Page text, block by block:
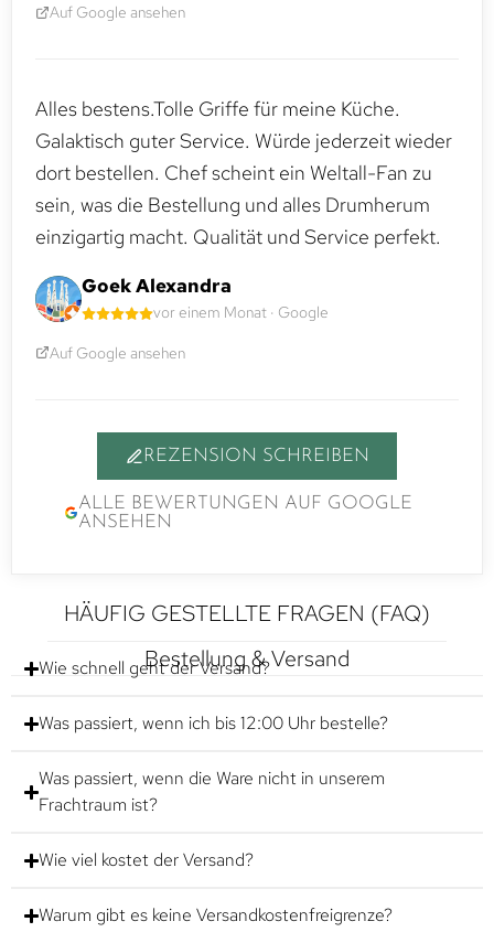
Auf Google ansehen
Alles bestens.Tolle Griffe für meine Küche.
Galaktisch guter Service. Würde jederzeit wieder
dort bestellen. Chef scheint ein Weltall-Fan zu
sein, was die Bestellung und alles Drumherum
einzigartig macht. Qualität und Service perfekt.
Goek Alexandra
vor einem Monat · Google
Auf Google ansehen
REZENSION SCHREIBEN
ALLE BEWERTUNGEN AUF GOOGLE
ANSEHEN
HÄUFIG GESTELLTE FRAGEN (FAQ)
Bestellung & Versand
Wie schnell geht der Versand?
Was passiert, wenn ich bis 12:00 Uhr bestelle?
Was passiert, wenn die Ware nicht in unserem
Frachtraum ist?
Wie viel kostet der Versand?
Warum gibt es keine Versandkostenfreigrenze?